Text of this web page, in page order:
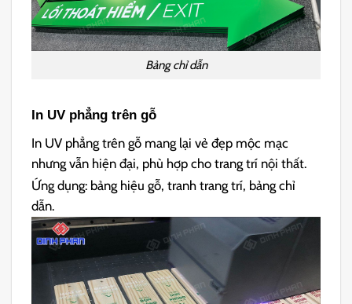
Bảng chỉ dẫn
In UV phẳng trên gỗ
In UV phẳng trên gỗ mang lại vẻ đẹp mộc mạc
nhưng vẫn hiện đại, phù hợp cho trang trí nội thất.
Ứng dụng: bảng hiệu gỗ, tranh trang trí, bảng chỉ
dẫn.